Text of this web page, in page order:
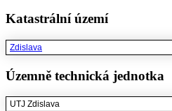
Katastrální území
Zdislava
Územně technická jednotka
UTJ Zdislava